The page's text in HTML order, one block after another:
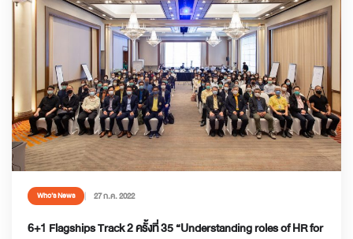
Who’s News 27 ก.ค. 2022
6+1 Flagships Track 2 ครั้งที่ 35 “Understanding roles of HR for